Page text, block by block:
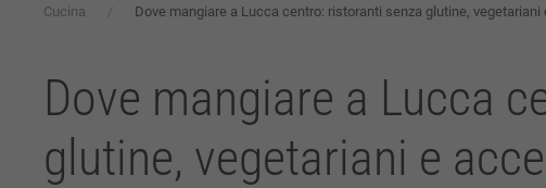
Cucina Dove mangiare a Lucca centro: ristoranti senza glutine,
Dove mangiare a Lucca
glutine, vegetariani e